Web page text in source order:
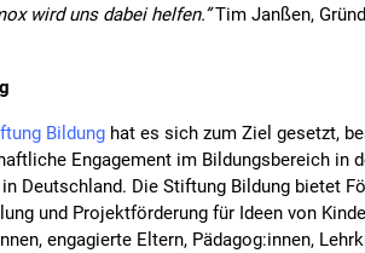
wird uns dabei helfen.”Tim Janßen,
Bildung hat es sich zum Ziel gesetzt,
Engagement im Bildungsbereich in
Deutschland. Die Stiftung Bildung bietet
und Projektförderung für Ideen von
engagierte Eltern, Pädagog:innen,